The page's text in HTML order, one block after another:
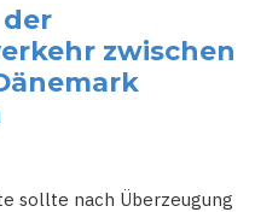
zwischen
sollte nach Überzeugung